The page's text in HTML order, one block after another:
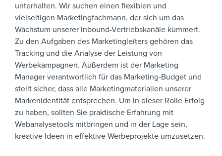
unterhalten. Wir suchen einen flexiblen und
vielseitigen Marketingfachmann, der sich um das
Wachstum unserer Inbound-Vertriebskanäle kümmert.
Zu den Aufgaben des Marketingleiters gehören das
Tracking und die Analyse der Leistung von
Werbekampagnen. Außerdem ist der Marketing
Manager verantwortlich für das Marketing-Budget und
stellt sicher, dass alle Marketingmaterialien unserer
Markenidentität entsprechen. Um in dieser Rolle Erfolg
zu haben, sollten Sie praktische Erfahrung mit
Webanalysetools mitbringen und in der Lage sein,
kreative Ideen in effektive Werbeprojekte umzusetzen.